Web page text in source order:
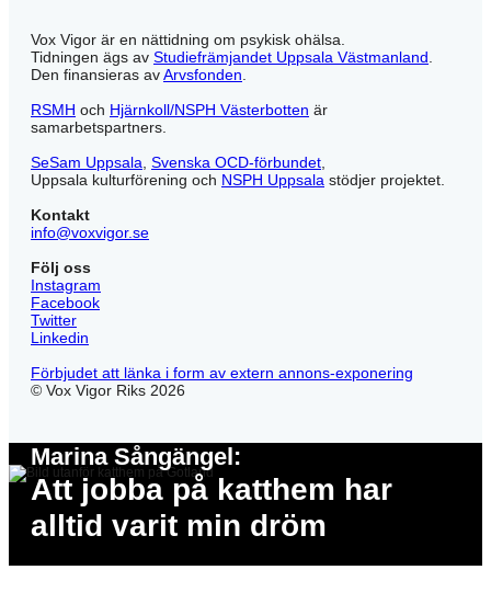
Vox Vigor är en nättidning om psykisk ohälsa.
Tidningen ägs av Studiefrämjandet Uppsala Västmanland
Den finansieras avArvsfonden
RSMH och Hjärnkoll/NSPH Västerbotten är
samarbetspartners.
SeSam Uppsala Svenska OCD-förbundet
Uppsala kulturförening och NSPH Uppsala stödjer projektet.
Kontakt
info@voxvigor.se
Följ oss
Instagram
Facebook
Twitter
Linkedin
Förbjudet att länka i form av extern annons-exponering
© Vox Vigor Riks 2026
Marina Sångängel:
Att jobba på katthem har
alltid varit min dröm